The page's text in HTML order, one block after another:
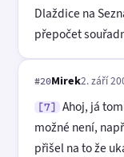
Dlaždice na
přepočet
#20Mirek2. září
[7]
Ahoj, já
možné není,
přišel na to že